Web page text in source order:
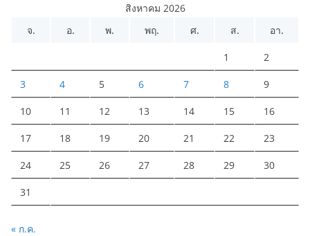
สิงหาคม 2026
จ.
อ. พ. พฤ. ศ. ส. อา.
1 2
3 4 5 6 7 8 9
10 11 12 13 14 15 16
17 18 19 20 21 22 23
24 25 26 27 28 29 30
31
« ก.ค.